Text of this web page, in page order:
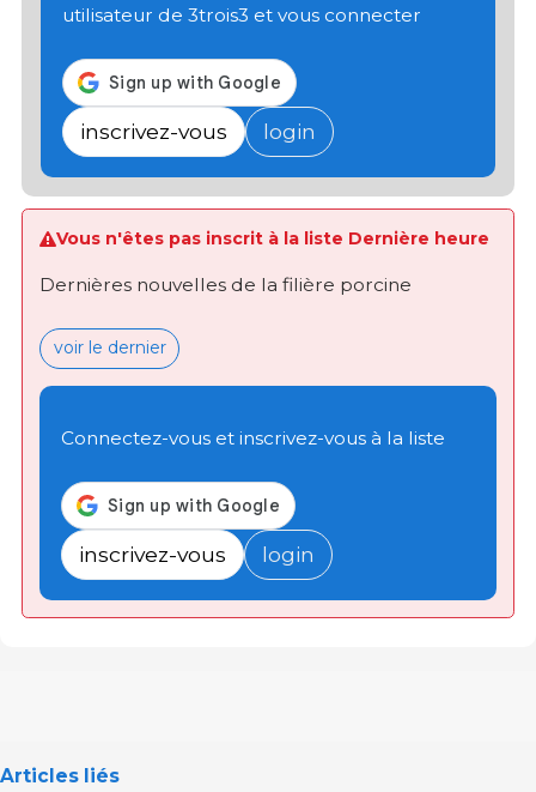
utilisateur de 3trois3 et vous connecter
inscrivez-vous login
Vous n'êtes pas inscrit à la liste Dernière heure
Dernières nouvelles de la filière porcine
voir le dernier
Connectez-vous et inscrivez-vous à la liste
inscrivez-vous login
Articles liés